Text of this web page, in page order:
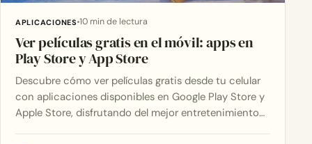
APLICACIONES 10 min de lectura
Ver películas gratis en el móvil: apps en
Play Store y App Store
Descubre cómo ver películas gratis desde tu celular
con aplicaciones disponibles en Google Play Store y
Apple Store, disfrutando del mejor entretenimiento…